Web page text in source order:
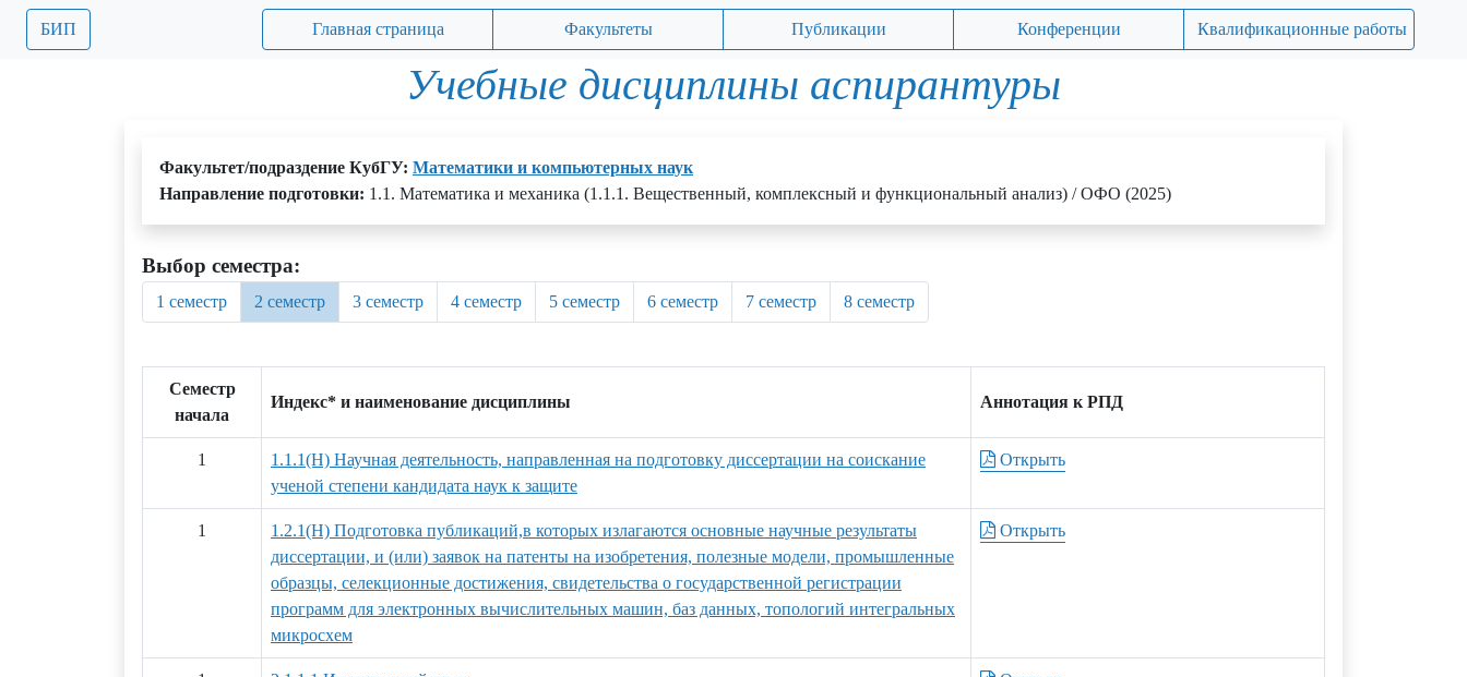
БИП Главная страница Факультеты Публикации Конференции Квалификационные работы
Учебные дисциплины аспирантуры
Факультет/подраздение КубГУ: Математики и компьютерных наук
Направление подготовки: 1.1. Математика и механика (1.1.1. Вещественный, комплексный и функциональный анализ) / ОФО (2025)
Выбор семестра:
1 семестр 2 семестр 3 семестр 4 семестр 5 семестр 6 семестр 7 семестр 8 семестр
Семестр
начала
Индекс* и наименование дисциплины Аннотация к РПД
1
1.1.1(Н) Научная деятельность, направленная на подготовку диссертации на соискание
ученой степени кандидата наук к защите
Открыть
1
1.2.1(Н) Подготовка публикаций,в которых излагаются основные научные результаты
диссертации, и (или) заявок на патенты на изобретения, полезные модели, промышленные
образцы, селекционные достижения, свидетельства о государственной регистрации
программ для электронных вычислительных машин, баз данных, топологий интегральных
микросхем
Открыть